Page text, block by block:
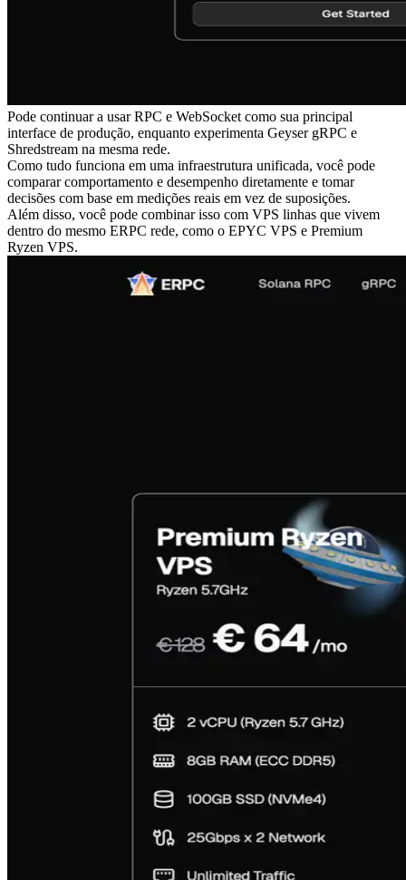
Pode continuar a usar RPC e WebSocket como sua principal
interface de produção, enquanto experimenta Geyser gRPC e
Shredstream na mesma rede.
Como tudo funciona em uma infraestrutura unificada, você pode
comparar comportamento e desempenho diretamente e tomar
decisões com base em medições reais em vez de suposições.
Além disso, você pode combinar isso com VPS linhas que vivem
dentro do mesmo ERPC rede, como o EPYC VPS e Premium
Ryzen VPS.